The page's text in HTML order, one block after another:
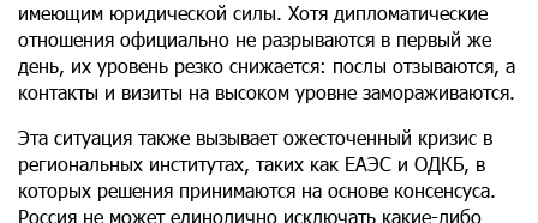
имеющим юридической силы. Хотя дипломатические
отношения официально не разрываются в первый же
день, их уровень резко снижается: послы отзываются, а
контакты и визиты на высоком уровне замораживаются.
Эта ситуация также вызывает ожесточенный кризис в
региональных институтах, таких как ЕАЭС и ОДКБ, в
которых решения принимаются на основе консенсуса.
Россия не может единолично исключать какие-либо